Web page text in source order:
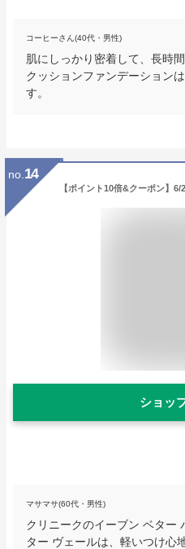
コーヒーさん(40代・男性)
肌にしっかり密着して、長時
クッションファンデーション
す。
no. 14
ショッ
マサマサ(60代・男性)
クリニークのイーブン ベター
ター ヴェールは、軽いつけ心